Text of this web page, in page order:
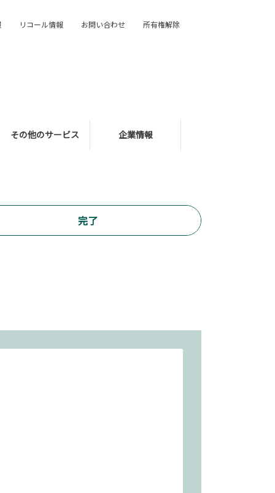
その他のサービス 企業情報
リコール情報 お問い合わせ 所有権解除
完了